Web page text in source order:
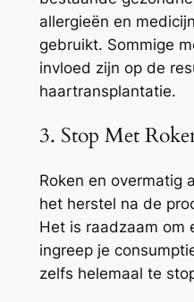
allergieën en
gebruikt. Sommige
invloed zijn op de
haartransplantatie.
3. Stop Met
Roken en overmatig
het herstel na de
Het is raadzaam om
ingreep je
zelfs helemaal te